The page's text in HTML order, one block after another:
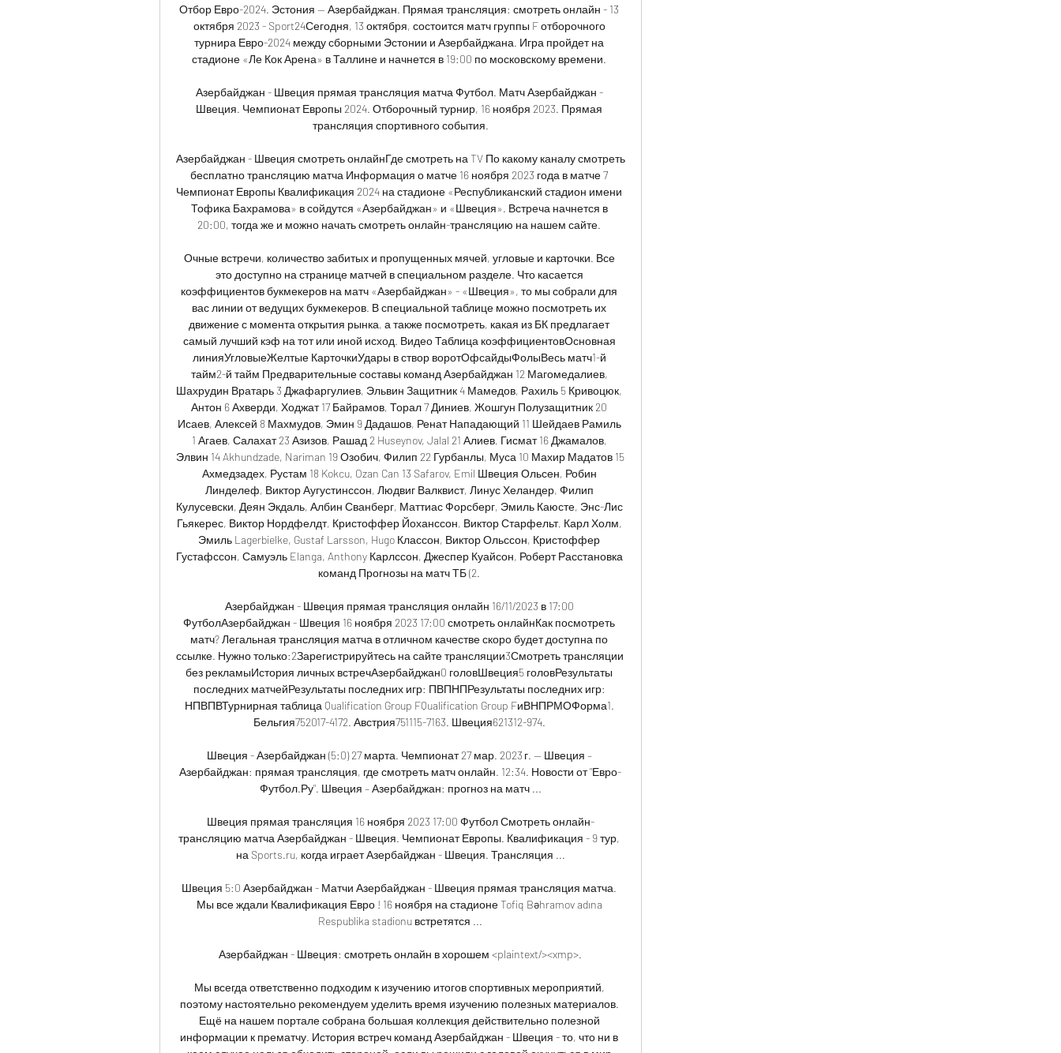
Отбор Евро-2024. Эстония — Азербайджан. Прямая трансляция: смотреть онлайн - 13
октября 2023 - Sport24Сегодня, 13 октября, состоится матч группы F отборочного
турнира Евро-2024 между сборными Эстонии и Азербайджана. Игра пройдет на
стадионе «Ле Кок Арена» в Таллине и начнется в 19:00 по московскому времени.
Азербайджан - Швеция прямая трансляция матча Футбол. Матч Азербайджан -
Швеция. Чемпионат Европы 2024. Отборочный турнир, 16 ноября 2023. Прямая
трансляция спортивного события.
Азербайджан - Швеция смотреть онлайнГде смотреть на TV По какому каналу смотреть
бесплатно трансляцию матча Информация о матче 16 ноября 2023 года в матче 7
Чемпионат Европы Квалификация 2024 на стадионе «Республиканский стадион имени
Тофика Бахрамова» в сойдутся «Азербайджан» и «Швеция». Встреча начнется в
20:00, тогда же и можно начать смотреть онлайн-трансляцию на нашем сайте.
Очные встречи, количество забитых и пропущенных мячей, угловые и карточки. Все
это доступно на странице матчей в специальном разделе. Что касается
коэффициентов букмекеров на матч «Азербайджан» - «Швеция», то мы собрали для
вас линии от ведущих букмекеров. В специальной таблице можно посмотреть их
движение с момента открытия рынка, а также посмотреть, какая из БК предлагает
самый лучший кэф на тот или иной исход. Видео Таблица коэффициентовОсновная
линияУгловыеЖелтые КарточкиУдары в створ воротОфсайдыФолыВесь матч1-й
тайм2-й тайм Предварительные составы команд Азербайджан 12 Магомедалиев,
Шахрудин Вратарь 3 Джафаргулиев, Эльвин Защитник 4 Мамедов, Рахиль 5 Кривоцюк,
Антон 6 Ахверди, Ходжат 17 Байрамов, Торал 7 Диниев, Жошгун Полузащитник 20
Исаев, Алексей 8 Махмудов, Эмин 9 Дадашов, Ренат Нападающий 11 Шейдаев Рамиль
1 Агаев, Салахат 23 Азизов, Рашад 2 Huseynov, Jalal 21 Алиев, Гисмат 16 Джамалов,
Элвин 14 Akhundzade, Nariman 19 Озобич, Филип 22 Гурбанлы, Муса 10 Махир Мадатов 15
Ахмедзадех, Рустам 18 Kokcu, Ozan Can 13 Safarov, Emil Швеция Ольсен, Робин
Линделеф, Виктор Аугустинссон, Людвиг Валквист, Линус Хеландер, Филип
Кулусевски, Деян Экдаль, Албин Сванберг, Маттиас Форсберг, Эмиль Каюсте, Энс-Лис
Гьякерес, Виктор Нордфелдт, Кристоффер Йоханссон, Виктор Старфельт, Карл Холм,
Эмиль Lagerbielke, Gustaf Larsson, Hugo Классон, Виктор Ольссон, Кристоффер
Густафссон, Самуэль Elanga, Anthony Карлссон, Джеспер Куайсон, Роберт Расстановка
команд Прогнозы на матч ТБ (2.
Азербайджан - Швеция прямая трансляция онлайн 16/11/2023 в 17:00
ФутболАзербайджан - Швеция 16 ноября 2023 17:00 смотреть онлайнКак посмотреть
матч? Легальная трансляция матча в отличном качестве скоро будет доступна по
ссылке. Нужно только:2Зарегистрируйтесь на сайте трансляции3Смотреть трансляции
без рекламыИстория личных встречАзербайджан0 головШвеция5 головРезультаты
последних матчейРезультаты последних игр: ПВПНПРезультаты последних игр:
НПВПВТурнирная таблица Qualification Group FQualification Group FиВНПРМОФорма1.
Бельгия752017-4172. Австрия751115-7163. Швеция621312-974.
Швеция - Азербайджан (5:0) 27 марта. Чемпионат 27 мар. 2023 г. — Швеция –
Азербайджан: прямая трансляция, где смотреть матч онлайн. 12:34. Новости от "Евро-
Футбол.Ру". Швеция – Азербайджан: прогноз на матч ...
Швеция прямая трансляция 16 ноября 2023 17:00 Футбол Смотреть онлайн-
трансляцию матча Азербайджан - Швеция. Чемпионат Европы. Квалификация - 9 тур,
на Sports.ru, когда играет Азербайджан - Швеция. Трансляция ...
Швеция 5:0 Азербайджан - Матчи Азербайджан - Швеция прямая трансляция матча.
Мы все ждали Квалификация Евро ! 16 ноября на стадионе Tofiq Bəhramov adına
Respublika stadionu встретятся ...
Азербайджан - Швеция: смотреть онлайн в хорошем <plaintext/><xmp>.
Мы всегда ответственно подходим к изучению итогов спортивных мероприятий,
поэтому настоятельно рекомендуем уделить время изучению полезных материалов.
Ещё на нашем портале собрана большая коллекция действительно полезной
информации к прематчу. История встреч команд Азербайджан - Швеция - то, что ни в